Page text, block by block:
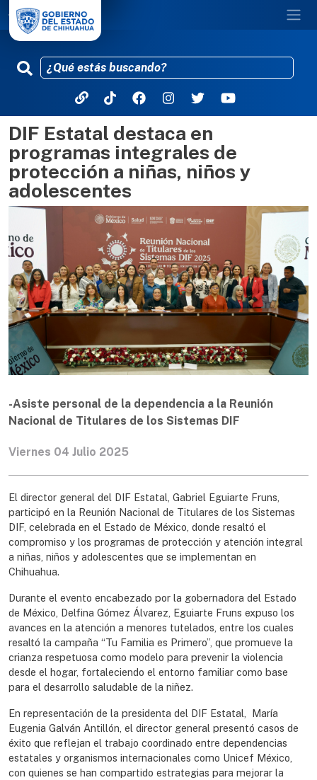
Pasar al contenido principal
DIF Estatal destaca en
programas integrales de
protección a niñas, niños y
adolescentes
-Asiste personal de la dependencia a la Reunión
Nacional de Titulares de los Sistemas DIF
Viernes 04 Julio 2025
El director general del DIF Estatal, Gabriel Eguiarte Fruns,
participó en la Reunión Nacional de Titulares de los Sistemas
DIF, celebrada en el Estado de México, donde resaltó el
compromiso y los programas de protección y atención integral
a niñas, niños y adolescentes que se implementan en
Chihuahua.
Durante el evento encabezado por la gobernadora del Estado
de México, Delfina Gómez Álvarez, Eguiarte Fruns expuso los
avances en la atención a menores tutelados, entre los cuales
resaltó la campaña “Tu Familia es Primero”, que promueve la
crianza respetuosa como modelo para prevenir la violencia
desde el hogar, fortaleciendo el entorno familiar como base
para el desarrollo saludable de la niñez.
En representación de la presidenta del DIF Estatal, María
Eugenia Galván Antillón, el director general presentó casos de
éxito que reflejan el trabajo coordinado entre dependencias
estatales y organismos internacionales como Unicef México,
con quienes se han compartido estrategias para mejorar la